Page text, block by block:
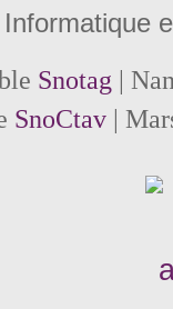
Informatique
Snotag |
SnoCtav|